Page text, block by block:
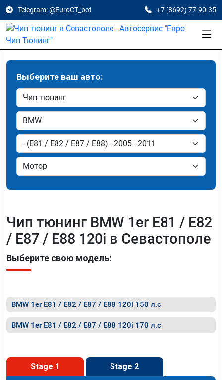
Telegram: @EuroCT_bot +7 (8692) 77-90-35
Выберите ваш авто:
Чип тюнинг BMW 1er E81 / E82
/ E87 / E88 120i в Севастополе
Выберите свою модель:
BMW 1er E81 / E82 / E87 / E88 120i 150 л.с
BMW 1er E81 / E82 / E87 / E88 120i 170 л.с
Stage 1 Stage 2